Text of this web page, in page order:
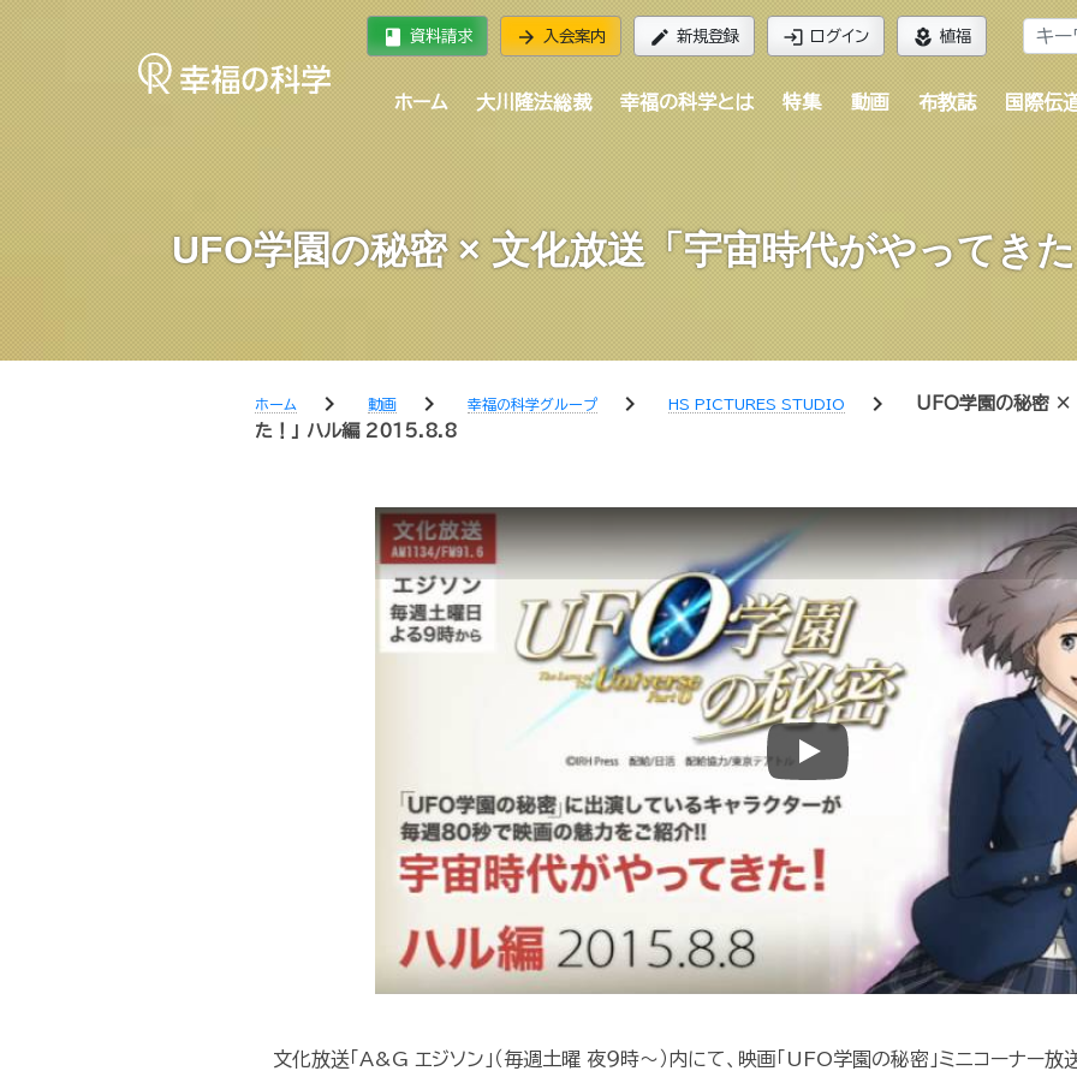
book 資料請求 arrow_forward 入会案内 edit 新規登録 login ログイン local_florist 植福
ホーム 大川隆法総裁 幸福の科学とは 特集 動画 布教誌 国際伝
UFO学園の秘密 × 文化放送「宇宙時代がやってき
ホーム chevron_right 動画 chevron_right 幸福の科学グループ chevron_right HS PICTURES STUDIO chevron_right
UFO学園の秘密 ×
た！」 ハル編 2015.8.8
Play
文化放送「A&G エジソン」（毎週土曜 夜９時〜）内にて、映画「UFO学園の秘密」ミニコーナー放